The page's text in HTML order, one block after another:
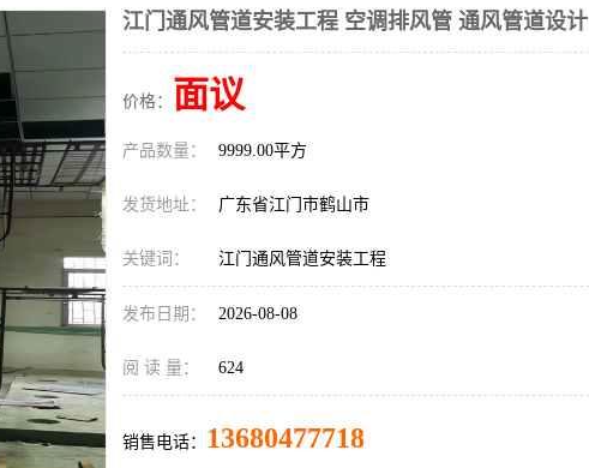
江门通风管道安装工程 空调排风管 通风管道设计
价格： 面议
产品数量： 9999.00平方
发货地址： 广东省江门市鹤山市
关键词： 江门通风管道安装工程
发布日期： 2026-08-08
阅 读 量： 624
销售电话： 13680477718